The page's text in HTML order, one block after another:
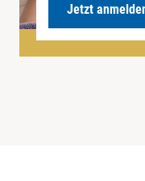
Jetzt